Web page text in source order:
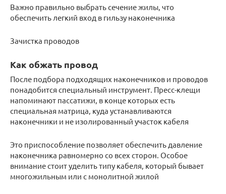
Важно правильно выбрать сечение жилы, что
обеспечить легкий вход в гильзу наконечника
Зачистка проводов
Как обжать провод
После подбора подходящих наконечников и проводов
понадобится специальный инструмент. Пресс-клещи
напоминают пассатижи, в конце которых есть
специальная матрица, куда устанавливаются
наконечники и не изолированный участок кабеля
Это приспособление позволяет обеспечить давление
наконечника равномерно со всех сторон. Особое
внимание стоит уделить типу кабеля, который бывает
многожильным или с монолитной жилой